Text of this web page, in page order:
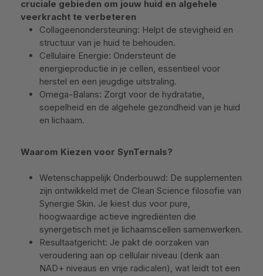
cruciale gebieden om jouw huid en algehele
veerkracht te verbeteren
Collageenondersteuning: Helpt de stevigheid en
structuur van je huid te behouden.
Cellulaire Energie: Ondersteunt de
energieproductie in je cellen, essentieel voor
herstel en een jeugdige uitstraling.
Omega-Balans: Zorgt voor de hydratatie,
soepelheid en de algehele gezondheid van je huid
en lichaam.
Waarom Kiezen voor SynTernals?
Wetenschappelijk Onderbouwd: De supplementen
zijn ontwikkeld met de Clean Science filosofie van
Synergie Skin. Je kiest dus voor pure,
hoogwaardige actieve ingrediënten die
synergetisch met je lichaamscellen samenwerken.
Resultaatgericht: Je pakt de oorzaken van
veroudering aan op cellulair niveau (denk aan
NAD+ niveaus en vrije radicalen), wat leidt tot een